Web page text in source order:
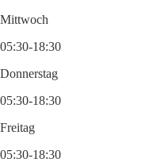
Mittwoch
05:30-18:30
Donnerstag
05:30-18:30
Freitag
05:30-18:30